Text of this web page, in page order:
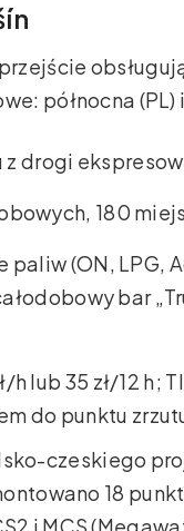
północna (PL)
z drogi
180
paliw (ON, LPG,
bar
h lub 35 zł/12 h;
do punktu
czeskiego
18